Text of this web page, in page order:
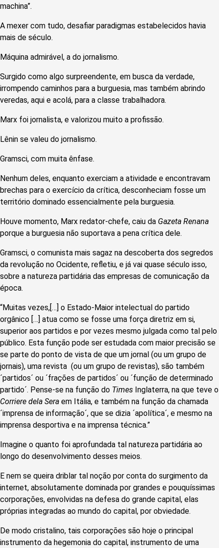
machina”.
A mexer com tudo, desafiar paradigmas estabelecidos havia
mais de século.
Máquina admirável, a do jornalismo.
Surgido como algo surpreendente, em busca da verdade,
irrompendo caminhos para a burguesia, mas também abrindo
veredas, aqui e acolá, para a classe trabalhadora.
Marx foi jornalista, e valorizou muito a profissão.
Lênin se valeu do jornalismo.
Gramsci, com muita ênfase.
Nenhum deles, enquanto exerciam a atividade e encontravam
brechas para o exercício da crítica, desconheciam fosse um
território dominado essencialmente pela burguesia.
Houve momento, Marx redator-chefe, caiu da Gazeta Renana
porque a burguesia não suportava a pena crítica dele.
Gramsci, o comunista mais sagaz na descoberta dos segredos
da revolução no Ocidente, refletiu, e já vai quase século isso,
sobre a natureza partidária das empresas de comunicação da
época.
“Muitas vezes,[…] o Estado-Maior intelectual do partido
orgânico […] atua como se fosse uma força diretriz em si,
superior aos partidos e por vezes mesmo julgada como tal pelo
público. Esta função pode ser estudada com maior precisão se
se parte do ponto de vista de que um jornal (ou um grupo de
jornais), uma revista (ou um grupo de revistas), são também
´partidos´ ou ´frações de partidos´ ou ´função de determinado
partido´. Pense-se na função do Times Inglaterra, na que teve o
Corriere dela Sera em Itália, e também na função da chamada
´imprensa de informação´, que se dizia ´apolítica´, e mesmo na
imprensa desportiva e na imprensa técnica.”
Imagine o quanto foi aprofundada tal natureza partidária ao
longo do desenvolvimento desses meios.
E nem se queira driblar tal noção por conta do surgimento da
internet, absolutamente dominada por grandes e pouquíssimas
corporações, envolvidas na defesa do grande capital, elas
próprias integradas ao mundo do capital, por obviedade.
De modo cristalino, tais corporações são hoje o principal
instrumento da hegemonia do capital, instrumento de uma